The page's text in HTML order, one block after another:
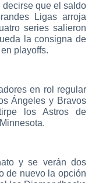
decirse que el saldo
Ligas arroja
series salieron
la consigna de
playoffs.
en rol regular
Ángeles y Bravos
los Astros de
y se verán dos
de nuevo la opción